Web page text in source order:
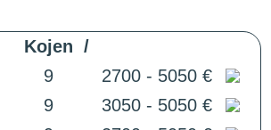
Kojen /
9
2700 - 5050 €
9
3050 - 5050 €